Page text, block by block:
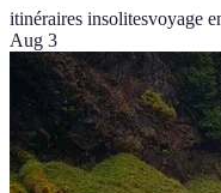
itinéraires insolitesvoyage
Aug 3